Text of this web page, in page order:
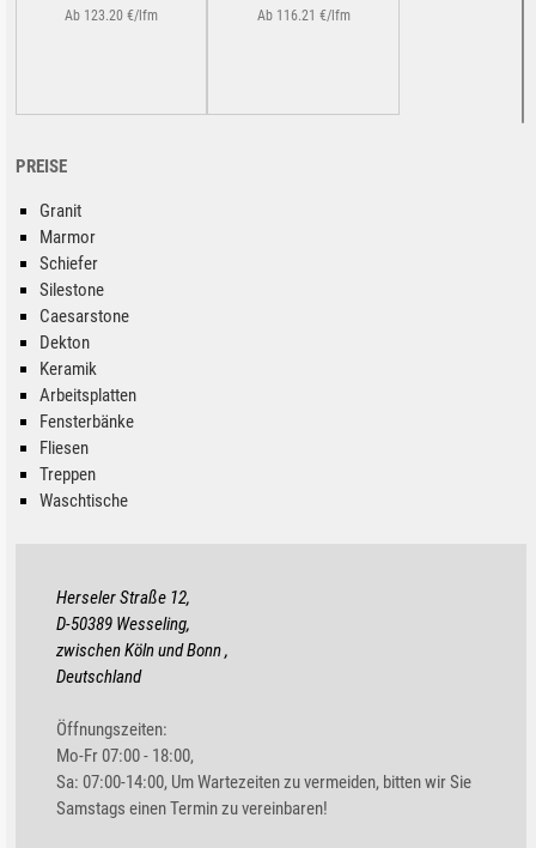
Ab 123.20 €/lfm Ab 116.21 €/lfm
Black Noir
Preis auf Anfrage!
PREISE
Granit
Marmor
Schiefer
Silestone
Caesarstone
Dekton
Keramik
Arbeitsplatten
Fensterbänke
Fliesen
Treppen
Waschtische
Herseler Straße 12,
D-50389 Wesseling,
zwischen Köln und Bonn ,
Deutschland
Öffnungszeiten:
Mo-Fr 07:00 - 18:00,
Sa: 07:00-14:00, Um Wartezeiten zu vermeiden, bitten wir Sie
Samstags einen Termin zu vereinbaren!